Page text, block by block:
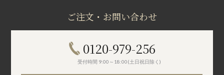
ご注文・お問い合わせ
0120-979-256
受付時間 9:00～18:00(土日祝日除く)